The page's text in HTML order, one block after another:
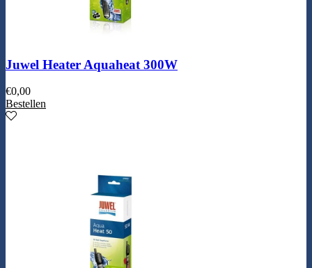
Juwel Heater Aquaheat 300W
€0,00
Bestellen